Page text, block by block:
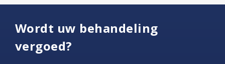
Wordt uw behandeling
vergoed?